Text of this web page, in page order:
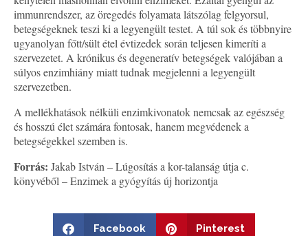
immunrendszer, az öregedés folyamata látszólag felgyorsul,
betegségeknek teszi ki a legyengült testet. A túl sok és többnyire
ugyanolyan főtt/sült étel évtizedek során teljesen kimeríti a
szervezetet. A krónikus és degeneratív betegségek valójában a
súlyos enzimhiány miatt tudnak megjelenni a legyengült
szervezetben.
A mellékhatások nélküli enzimkivonatok nemcsak az egészség
és hosszú élet számára fontosak, hanem megvédenek a
betegségekkel szemben is.
Forrás: Jakab István – Lúgosítás a kor-talanság útja c.
könyvéből – Enzimek a gyógyítás új horizontja
Facebook Pinterest